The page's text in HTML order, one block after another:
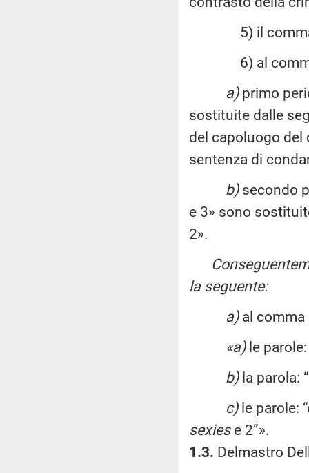
5) il comma
6) al
a)primo
sostituite dalle
del capoluogo del
sentenza di
b)secondo
e 3» sono
2».
la seguente:
a)al comma
«a)le parole:
b)la parola:
c)le parole:
sexiese 2”».
1.3. Delmastro